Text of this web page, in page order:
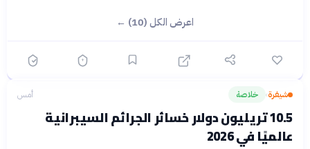
اعرض الكل (10) ←
شيفرة› خلاصة أمس
10.5 تريليون دولار خسائر الجرائم السيبرانية
عالميًا في 2026